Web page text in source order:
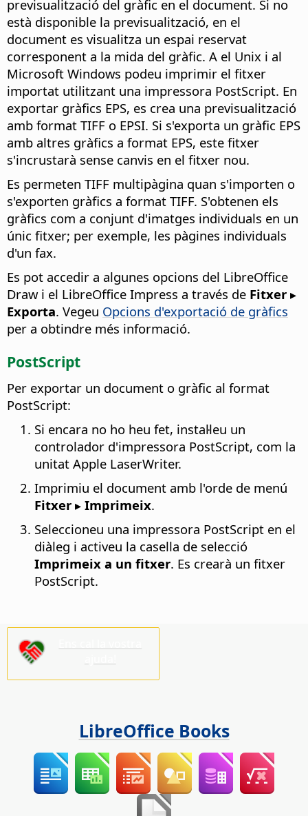
previsualització del gràfic en el document. Si no
està disponible la previsualització, en el
document es visualitza un espai reservat
corresponent a la mida del gràfic. A el Unix i al
Microsoft Windows podeu imprimir el fitxer
importat utilitzant una impressora PostScript. En
exportar gràfics EPS, es crea una previsualització
amb format TIFF o EPSI. Si s'exporta un gràfic EPS
amb altres gràfics a format EPS, este fitxer
s'incrustarà sense canvis en el fitxer nou.
Es permeten TIFF multipàgina quan s'importen o
s'exporten gràfics a format TIFF. S'obtenen els
gràfics com a conjunt d'imatges individuals en un
únic fitxer; per exemple, les pàgines individuals
d'un fax.
Es pot accedir a algunes opcions del LibreOffice
Draw i el LibreOffice Impress a través de Fitxer ▸
Exporta. Vegeu Opcions d'exportació de gràfics
per a obtindre més informació.
PostScript
Per exportar un document o gràfic al format
PostScript:
Si encara no ho heu fet, instal·leu un
controlador d'impressora PostScript, com la
unitat Apple LaserWriter.
Imprimiu el document amb l'orde de menú
Fitxer ▸ Imprimeix.
Seleccioneu una impressora PostScript en el
diàleg i activeu la casella de selecció
Imprimeix a un fitxer. Es crearà un fitxer
PostScript.
LibreOffice Books